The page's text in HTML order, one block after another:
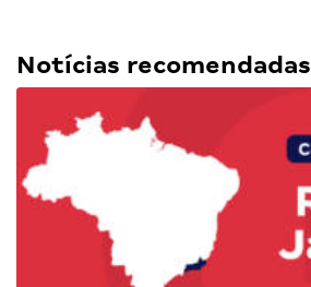
Notícias recomendadas